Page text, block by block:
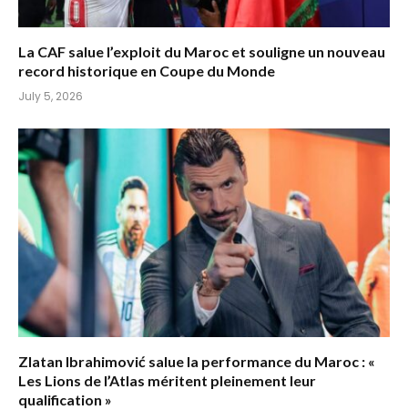
La CAF salue l’exploit du Maroc et souligne un nouveau
record historique en Coupe du Monde
July 5, 2026
Zlatan Ibrahimović salue la performance du Maroc : «
Les Lions de l’Atlas méritent pleinement leur
qualification »